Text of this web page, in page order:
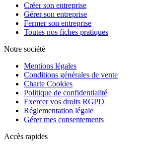
Créer son entreprise
Gérer son entreprise
Fermer son entreprise
Toutes nos fiches pratiques
Notre société
Mentions légales
Conditions générales de vente
Charte Cookies
Politique de confidentialité
Exercer vos droits RGPD
Réglementation légale
Gérer mes consentements
Accès rapides